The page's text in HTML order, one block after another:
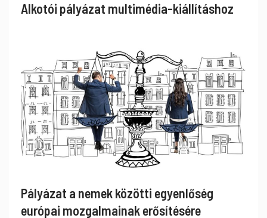
Alkotói pályázat multimédia-kiállításhoz
Pályázat a nemek közötti egyenlőség
európai mozgalmainak erősítésére